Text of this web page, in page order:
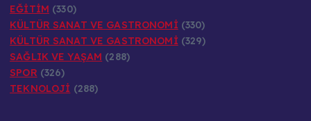
EĞİTİM (330)
KÜLTÜR SANAT VE GASTRONOMİ (330)
KÜLTÜR SANAT VE GASTRONOMİ (329)
SAĞLIK VE YAŞAM (288)
SPOR (326)
TEKNOLOJİ (288)